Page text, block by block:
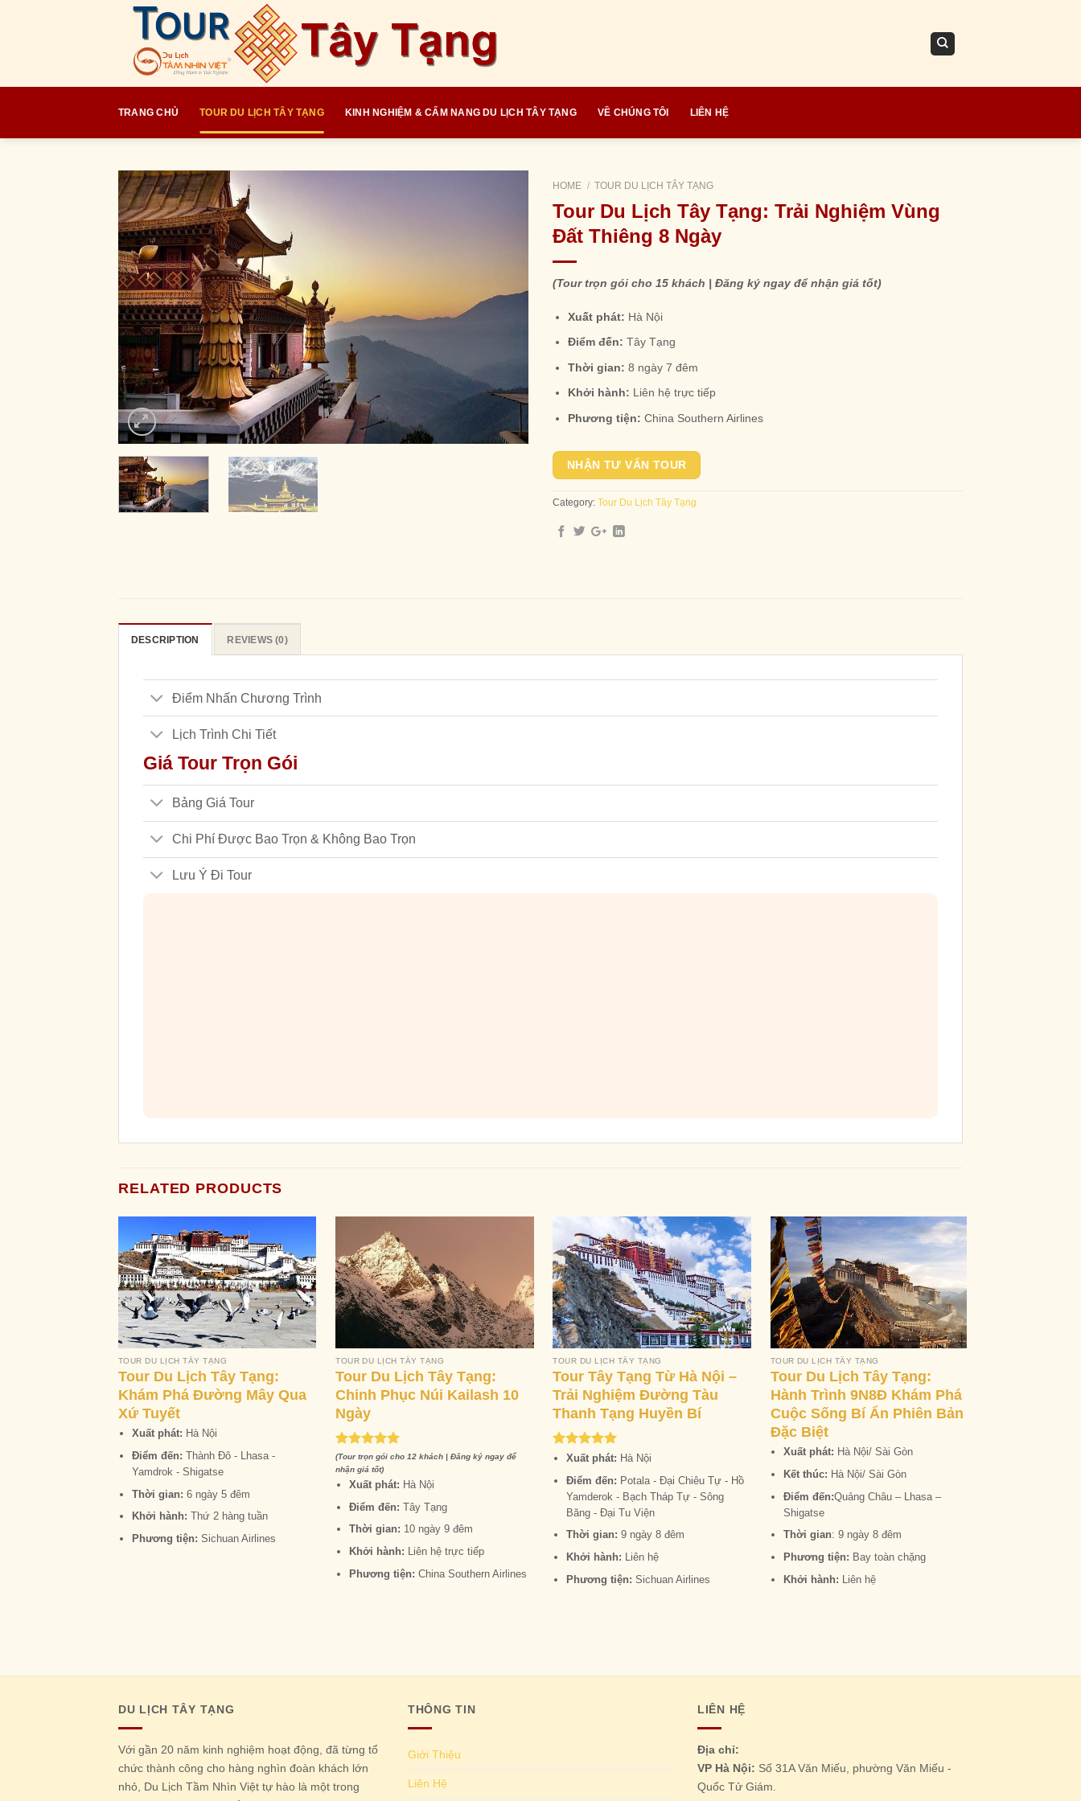
TRANG CHỦ TOUR DU LỊCH TÂY TẠNG KINH NGHIỆM & CẨM NANG DU LỊCH TÂY TẠNG VỀ CHÚNG TÔI LIÊN HỆ
HOME / TOUR DU LỊCH TÂY TẠNG
Tour Du Lịch Tây Tạng: Trải Nghiệm Vùng
Đất Thiêng 8 Ngày
(Tour trọn gói cho 15 khách | Đăng ký ngay để nhận giá tốt)
Xuất phát: Hà Nội
Điểm đến: Tây Tạng
Thời gian: 8 ngày 7 đêm
Khởi hành: Liên hệ trực tiếp
Phương tiện: China Southern Airlines
NHẬN TƯ VẤN TOUR
Category: Tour Du Lịch Tây Tạng
DESCRIPTION REVIEWS (0)
Điểm Nhấn Chương Trình
Lịch Trình Chi Tiết
Giá Tour Trọn Gói
Bảng Giá Tour
Chi Phí Được Bao Trọn & Không Bao Trọn
Lưu Ý Đi Tour
RELATED PRODUCTS
TOUR DU LỊCH TÂY TẠNG
Tour Du Lịch Tây Tạng:
Khám Phá Đường Mây Qua
Xứ Tuyết
Xuất phát: Hà Nội
Điểm đến: Thành Đô - Lhasa -
Yamdrok - Shigatse
Thời gian: 6 ngày 5 đêm
Khởi hành: Thứ 2 hàng tuần
Phương tiện: Sichuan Airlines
TOUR DU LỊCH TÂY TẠNG
Tour Du Lịch Tây Tạng:
Chinh Phục Núi Kailash 10
Ngày
Rated5.00
out of 5
(Tour trọn gói cho 12 khách | Đăng ký ngay để
nhận giá tốt)
Xuất phát: Hà Nội
Điểm đến: Tây Tạng
Thời gian: 10 ngày 9 đêm
Khởi hành: Liên hệ trực tiếp
Phương tiện: China Southern Airlines
TOUR DU LỊCH TÂY TẠNG
Tour Tây Tạng Từ Hà Nội –
Trải Nghiệm Đường Tàu
Thanh Tạng Huyền Bí
Rated 5.00
Xuất phát: Hà Nội
Điểm đến: Potala - Đại Chiêu Tự - Hồ
Yamderok - Bạch Tháp Tự - Sông
Băng - Đại Tu Viện
Thời gian: 9 ngày 8 đêm
Khởi hành: Liên hệ
Phương tiện: Sichuan Airlines
TOUR DU LỊCH TÂY TẠNG
Tour Du Lịch Tây Tạng:
Hành Trình 9N8Đ Khám Phá
Cuộc Sống Bí Ẩn Phiên Bản
Đặc Biệt
Xuất phát: Hà Nội/ Sài Gòn
Kết thúc: Hà Nội/ Sài Gòn
Điểm đến:Quảng Châu – Lhasa –
Shigatse
Thời gian: 9 ngày 8 đêm
Phương tiện: Bay toàn chặng
Khởi hành: Liên hệ
DU LỊCH TÂY TẠNG
Với gần 20 năm kinh nghiệm hoạt động, đã từng tổ
chức thành công cho hàng nghìn đoàn khách lớn
nhỏ, Du Lịch Tầm Nhìn Việt tự hào là một trong
THÔNG TIN
Giới Thiệu
Liên Hệ
LIÊN HỆ
Địa chỉ:
VP Hà Nội: Số 31A Văn Miếu, phường Văn Miếu -
Quốc Tử Giám.